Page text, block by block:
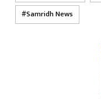
Samridh News